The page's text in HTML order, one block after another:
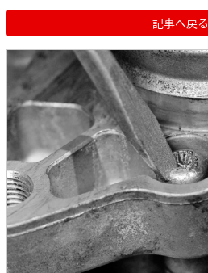
記事へ戻る